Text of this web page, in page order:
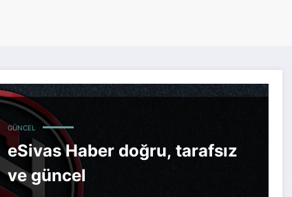
GÜNCEL
eSivas Haber doğru, tarafsız
ve güncel